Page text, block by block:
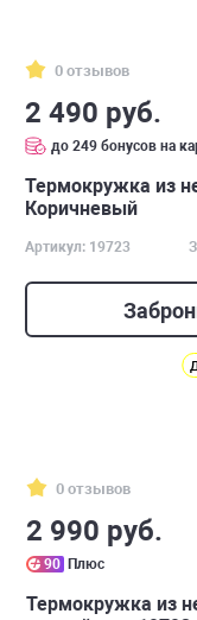
0 отзывов
2 490 руб.
до 249 бонусов на
Термокружка из
Коричневый
Артикул: 19723
0 отзывов
2 990 руб.
90 Плюс
Термокружка из